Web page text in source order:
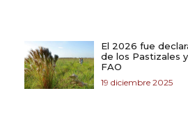
El 2026 fue
de los Pastizales
FAO
19 diciembre 2025